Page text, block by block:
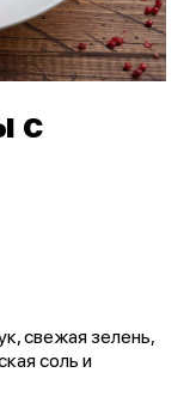
с
свежая зелень,
соль и